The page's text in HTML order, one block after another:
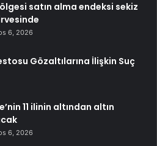
satın alma endeksi sekiz
6, 2026
Gözaltılarına İlişkin Suç
11 ilinin altından altın
6, 2026